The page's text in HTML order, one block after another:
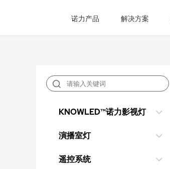
诺力产品 解决方案
KNOWLED™诺力影视灯
演播室灯
遥控系统